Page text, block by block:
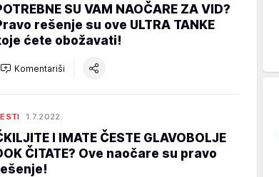
SU VAM NAOČARE ZA VID?
rešenje su ove ULTRA TANKE
ćete obožavati!
Komentariši
1.7.2022.
I IMATE ČESTE GLAVOBOLJE
ČITATE? Ove naočare su pravo